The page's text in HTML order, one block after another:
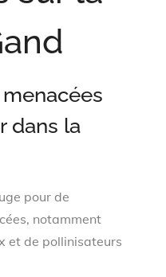
dans la
pour de
notamment
et de pollinisateurs